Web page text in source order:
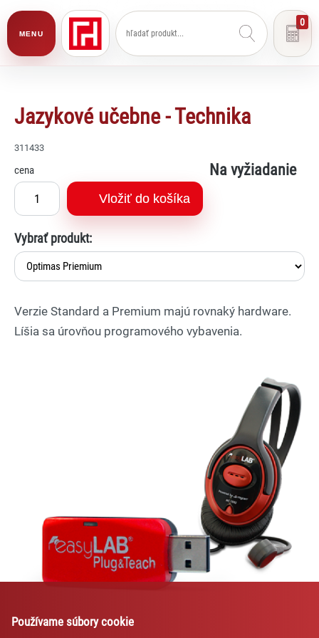
MENU
0
Jazykové učebne - Technika
311433
cena Na vyžiadanie
Vložiť do košíka
Vybrať produkt:
Verzie Standard a Premium majú rovnaký hardware.
Líšia sa úrovňou programového vybavenia.
Používame súbory cookie